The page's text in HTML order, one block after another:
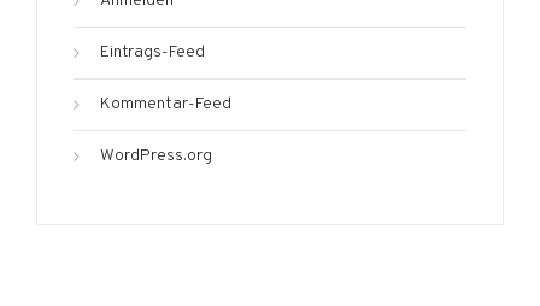
Eintrags-Feed
Kommentar-Feed
WordPress.org